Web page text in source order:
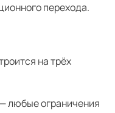
перехода.
на трёх
— любые ограничения